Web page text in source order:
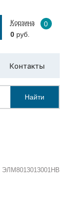
Корзина
0
0руб.
Контакты
Найти
ЭЛМ8013013001НВ